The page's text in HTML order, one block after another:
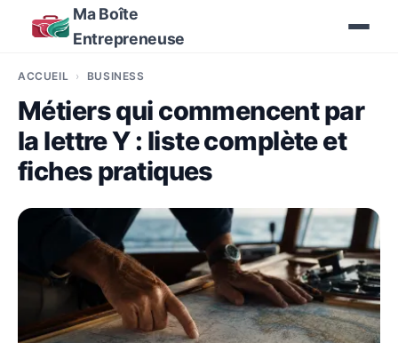
Ma Boîte
Entrepreneuse
ACCUEIL BUSINESS
Métiers qui commencent par
la lettre Y : liste complète et
fiches pratiques